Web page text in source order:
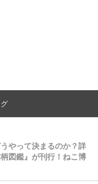
やって決まるのか？詳
図鑑』が刊行！ねこ博